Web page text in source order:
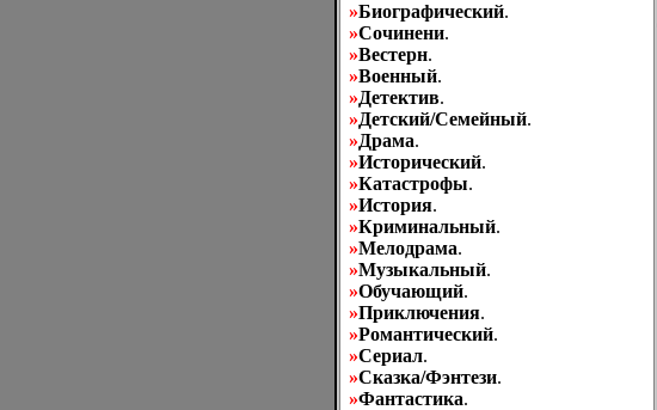
»Биографический.
»Cочинени.
»Вестерн.
»Военный.
»Детектив.
»Детский/Семейный.
»Драма.
»Исторический.
»Катастрофы.
»История.
»Криминальный.
»Мелодрама.
»Музыкальный.
»Обучающий.
»Приключения.
»Романтический.
»Сериал.
»Сказка/Фэнтези.
»Фантастика.